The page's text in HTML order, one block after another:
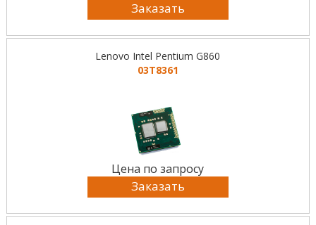
Заказать
Lenovo Intel Pentium G860
03T8361
Цена по запросу
Заказать